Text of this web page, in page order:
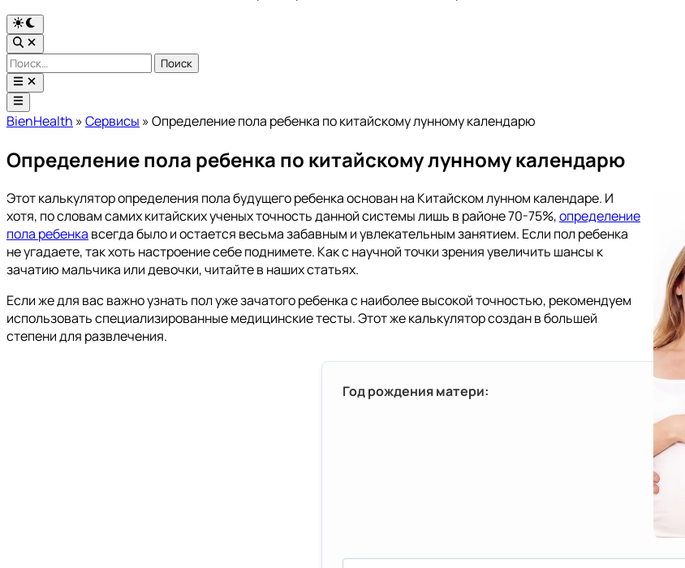
Переключить
на
тёмный
режим
Открыть
поиск
Найти:
Открыть
меню
Главное
меню
BienHealth »Сервисы »Определение пола ребенка по китайскому лунному календарю
Определение пола ребенка по китайскому лунному календарю
Этот калькулятор определения пола будущего ребенка основан на Китайском лунном календаре. И
хотя, по словам самих китайских ученых точность данной системы лишь в районе 70-75%,определение
пола ребенка всегда было и остается весьма забавным и увлекательным занятием. Если пол ребенка
не угадаете, так хоть настроение себе поднимете. Как с научной точки зрения увеличить шансы к
зачатию мальчика или девочки, читайте в наших статьях.
Если же для вас важно узнать пол уже зачатого ребенка с наиболее высокой точностью, рекомендуем
использовать специализированные медицинские тесты. Этот же калькулятор создан в большей
степени для развлечения.
Год рождения матери: